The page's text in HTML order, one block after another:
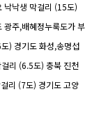
낙낙생 막걸리 (15도)
광주,배혜정누룩도가 부
) 경기도 화성,송명섭
리 (6.5도) 충북 진천
리 (7도) 경기도 고양